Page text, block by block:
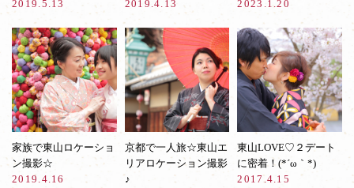
2019.5.13
2019.4.13
2023.1.20
家族で東山ロケーショ
ン撮影☆
2019.4.16
京都で一人旅☆東山エ
リアロケーション撮影
♪
東山LOVE♡２デート
に密着！(*´ω｀*)
2017.4.15